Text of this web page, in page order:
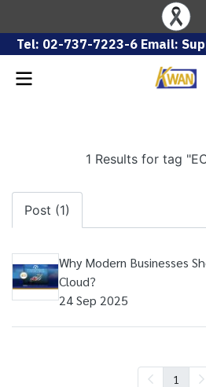
Tel: 02-737-7223-6 Email:
1 Results for tag
Post (1)
Why Modern Businesses
Cloud?
24 Sep 2025
1